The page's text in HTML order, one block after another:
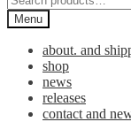
for:Menu
about. and
shop
news
releases
contact and